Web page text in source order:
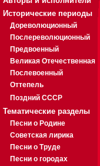
Исторические периоды
Дореволюционный
Послереволюционный
Предвоенный
Великая Отечественная
Послевоенный
Оттепель
Поздний СССР
Тематические разделы
Песни о Родине
Советская лирика
Песни о Труде
Песни о городах